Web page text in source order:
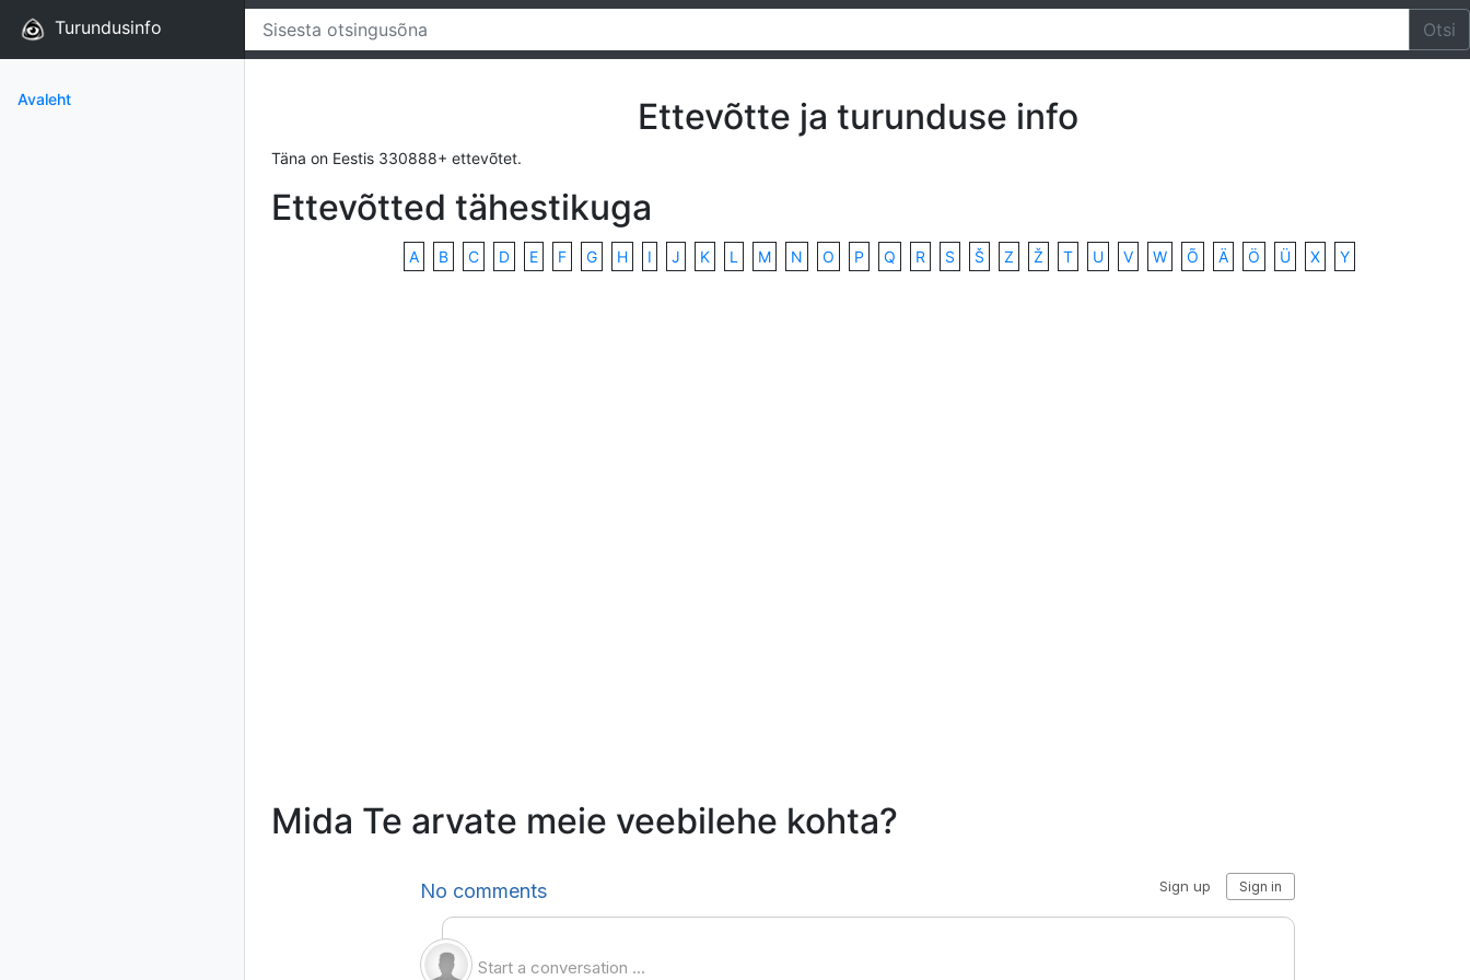
Turundusinfo Otsi
Avaleht Ettevõtte ja turunduse info
Täna on Eestis 330888+ ettevõtet.
Ettevõtted tähestikuga
A B C D E F G H I J K L M N O P Q R S Š Z Ž T U V W Õ Ä Ö Ü X Y
Mida Te arvate meie veebilehe kohta?